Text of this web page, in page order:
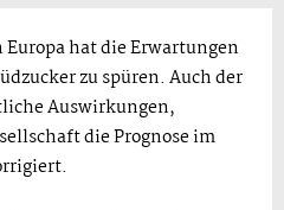
hat die Erwartungen
zu spüren. Auch der
Auswirkungen,
die Prognose im